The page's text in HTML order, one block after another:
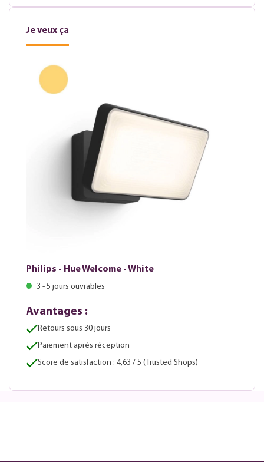
Je veux ça
Philips - Hue Welcome - White
3 - 5 jours ouvrables
Avantages :
Retours sous 30 jours
Paiement après réception
Score de satisfaction : 4,63 / 5 (Trusted Shops)